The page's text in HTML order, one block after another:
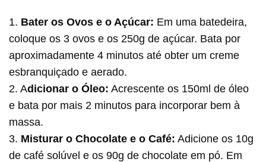
1. Bater os Ovos e o Açúcar: Em uma batedeira,
coloque os 3 ovos e os 250g de açúcar. Bata por
aproximadamente 4 minutos até obter um creme
esbranquiçado e aerado.
2. Adicionar o Óleo: Acrescente os 150ml de óleo
e bata por mais 2 minutos para incorporar bem à
massa.
3. Misturar o Chocolate e o Café: Adicione os 10g
de café solúvel e os 90g de chocolate em pó. Em